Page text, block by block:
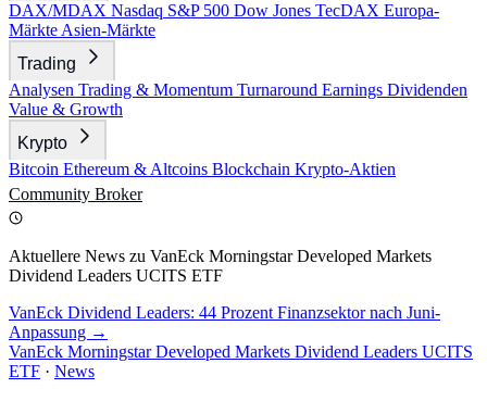
DAX/MDAX Nasdaq S&P 500 Dow Jones TecDAX Europa-
Märkte Asien-Märkte
Trading
Analysen Trading & Momentum Turnaround Earnings Dividenden
Value & Growth
Krypto
Bitcoin Ethereum & Altcoins Blockchain Krypto-Aktien
Community Broker
Aktuellere News zu VanEck Morningstar Developed Markets
Dividend Leaders UCITS ETF
VanEck Dividend Leaders: 44 Prozent Finanzsektor nach Juni-
Anpassung →
VanEck Morningstar Developed Markets Dividend Leaders UCITS
ETF · News